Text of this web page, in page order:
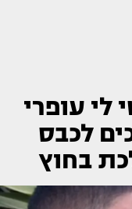
לי עופרי
לכבס
בחוץ